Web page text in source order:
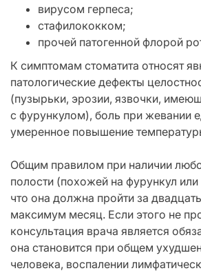
вирусом герпеса;
стафилококком;
прочей патогенной флорой
К симптомам стоматита относят
патологические дефекты
(пузырьки, эрозии, язвочки,
с фурункулом), боль при жевании
умеренное повышение
Общим правилом при наличии
полости (похожей на фурункул или
что она должна пройти за
максимум месяц. Если этого не
консультация врача является
она становится при общем
человека, воспалении